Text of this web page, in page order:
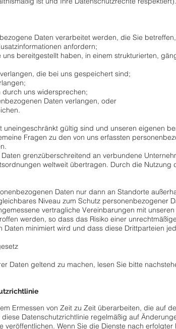
Daten verarbeitet werden, die Sie
anfordern;
bereitgestellt haben, in einem strukturierten,
die bei uns gespeichert sind;
uns widersprechen;
Daten verlangen, oder
gültig sind und unseren eigenen
Fragen zu den von uns erfassten
grenzüberschreitend an verbundene
weltweit übertragen. Durch die
Daten nur dann an Standorte
Niveau zum Schutz personenbezogener
vertragliche Vereinbarungen mit
werden, so dass das Risiko einer
minimiert wird und dass diese Drittparteien
Daten geltend zu machen, lesen Sie bitte
Ermessen von Zeit zu Zeit überarbeiten, die auf
Datenschutzrichtlinie regelmäßig auf
veröffentlichen. Wenn Sie die Dienste nach